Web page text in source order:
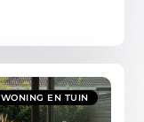
WONING EN TUIN